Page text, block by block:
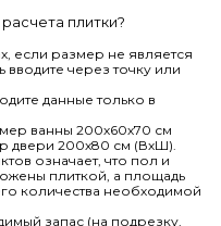
плитки?
если размер не является
через точку или
данные только в
ванны 200х60х70 см
двери 200х80 см (ВхШ).
означает, что пол и
плиткой, а площадь
количества необходимой
запас (на подрезку,